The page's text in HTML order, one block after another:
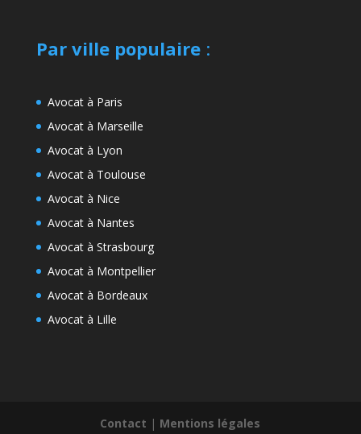
Par ville populaire:
Avocat à Paris
Avocat à Marseille
Avocat à Lyon
Avocat à Toulouse
Avocat à Nice
Avocat à Nantes
Avocat à Strasbourg
Avocat à Montpellier
Avocat à Bordeaux
Avocat à Lille
Contact | Mentions légales